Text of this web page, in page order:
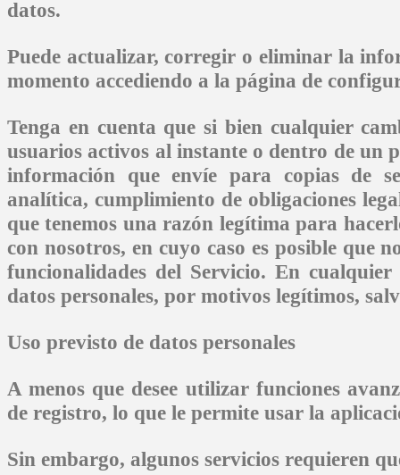
datos.
Puede actualizar, corregir o eliminar la
momento accediendo a la página de
Tenga en cuenta que si bien cualquier
usuarios activos al instante o dentro de un
información que envíe para copias de
analítica, cumplimiento de obligaciones
que tenemos una razón legítima para
con nosotros, en cuyo caso es posible que
funcionalidades del Servicio. En
datos personales, por motivos legítimos,
Uso previsto de datos personales
A menos que desee utilizar funciones
de registro, lo que le permite usar la
Sin embargo, algunos servicios requieren